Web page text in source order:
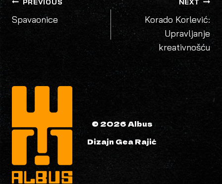
NAVIGATION
PREVIOUS
Spavaonice
NEXT
Korado Korlević:
Upravljanje
kreativnošću
© 2026 Albus
Dizajn Gea Rajić